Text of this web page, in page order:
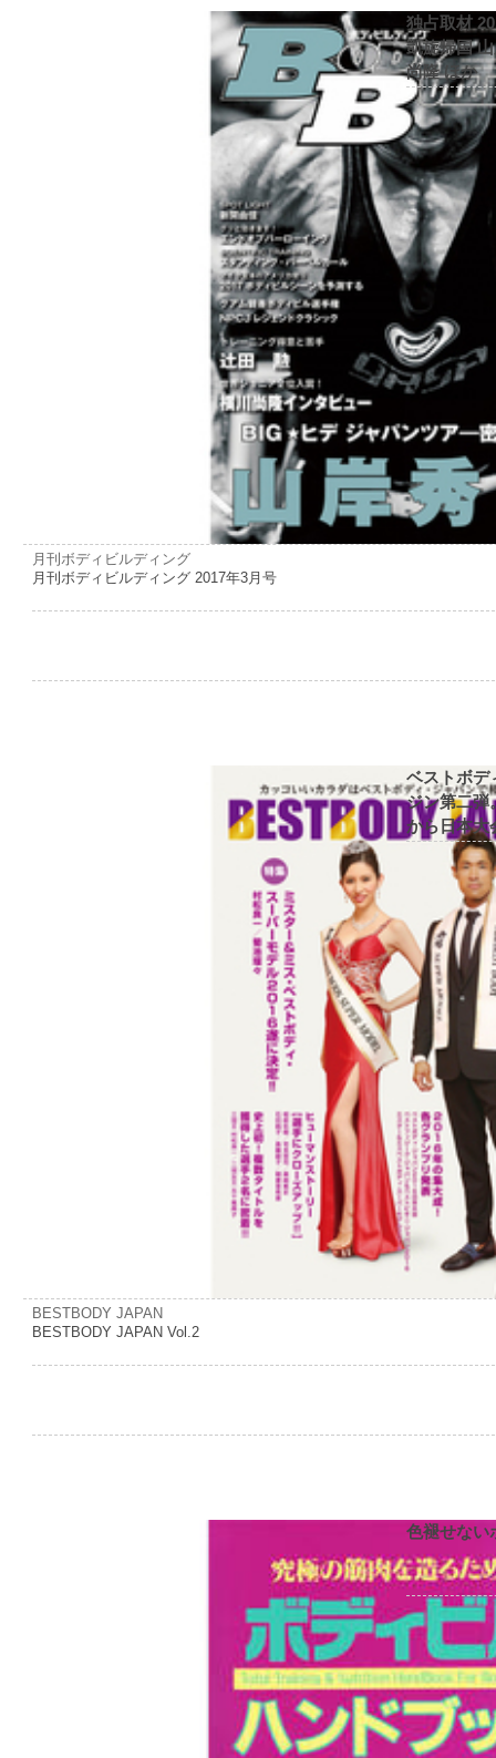
独占取材
凱旋帰国
尚隆 ほか
月刊ボディビルディング
月刊ボディビルディング 2017年3月号
ベストボデ
ジン第二弾
から日本大
BESTBODY JAPAN
BESTBODY JAPAN Vol.2
色褪せない